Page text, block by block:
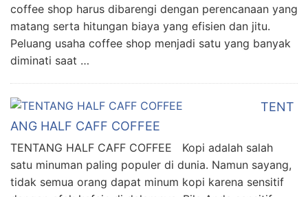
coffee shop harus dibarengi dengan perencanaan yang
matang serta hitungan biaya yang efisien dan jitu.
Peluang usaha coffee shop menjadi satu yang banyak
diminati saat …
TENT
ANG HALF CAFF COFFEE
TENTANG HALF CAFF COFFEE Kopi adalah salah
satu minuman paling populer di dunia. Namun sayang,
tidak semua orang dapat minum kopi karena sensitif